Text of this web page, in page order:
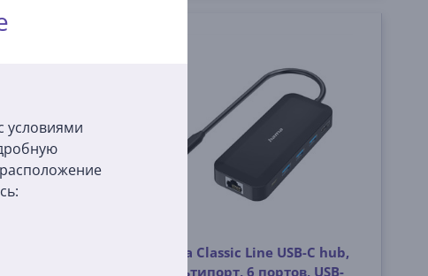
условиями
Hama Classic Line USB-C hub,
мультипорт, 6 портов, USB-